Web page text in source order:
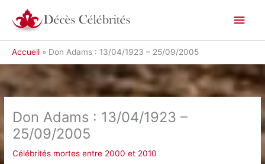
contenu
Accueil Don Adams : 13/04/1923 – 25/09/2005
Don Adams : 13/04/1923 –
25/09/2005
Célébrités mortes entre 2000 et 2010